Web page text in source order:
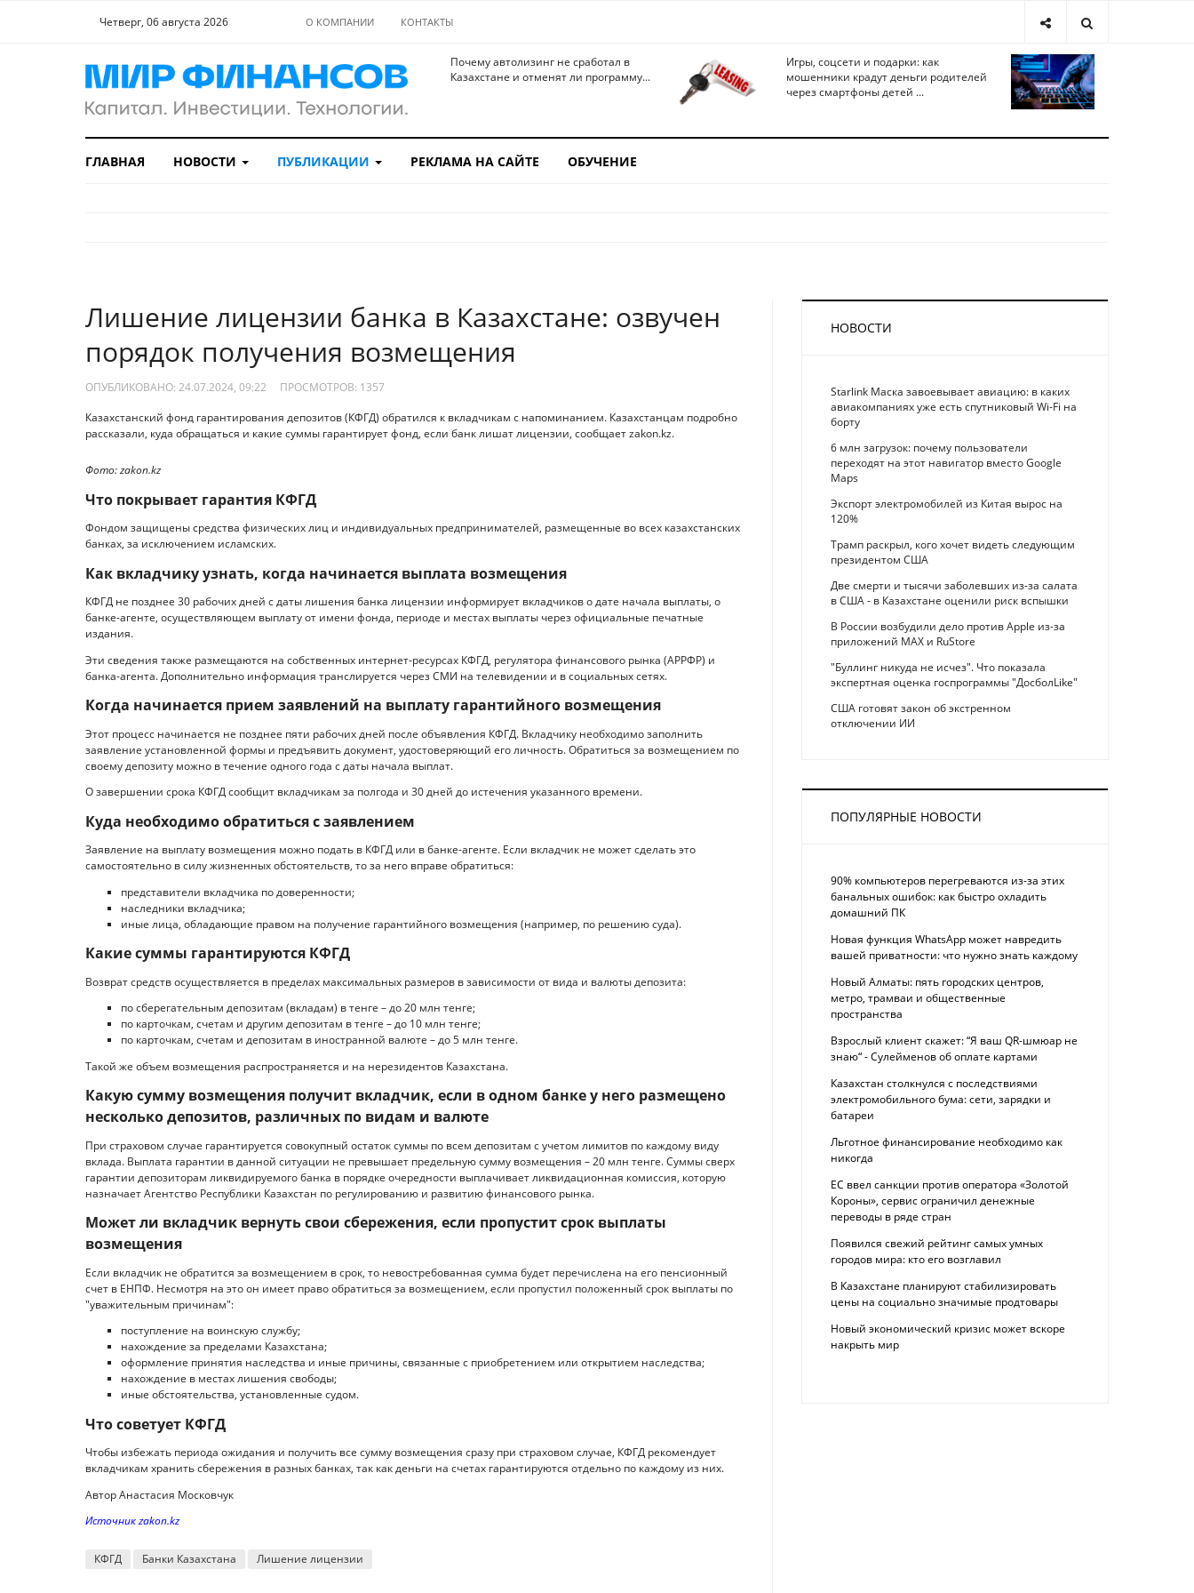
Четверг, 06 августа 2026 О КОМПАНИИ КОНТАКТЫ
Почему автолизинг не сработал в
Казахстане и отменят ли программу...
Игры, соцсети и подарки: как
мошенники крадут деньги родителей
через смартфоны детей ...
ГЛАВНАЯ НОВОСТИ ПУБЛИКАЦИИ РЕКЛАМА НА САЙТЕ ОБУЧЕНИЕ
Лишение лицензии банка в Казахстане: озвучен
порядок получения возмещения
ОПУБЛИКОВАНО: 24.07.2024, 09:22 ПРОСМОТРОВ: 1357
Казахстанский фонд гарантирования депозитов (КФГД) обратился к вкладчикам с напоминанием. Казахстанцам подробно
рассказали, куда обращаться и какие суммы гарантирует фонд, если банк лишат лицензии, сообщает zakon.kz.
Фото: zakon.kz
Что покрывает гарантия КФГД
Фондом защищены средства физических лиц и индивидуальных предпринимателей, размещенные во всех казахстанских
банках, за исключением исламских.
Как вкладчику узнать, когда начинается выплата возмещения
КФГД не позднее 30 рабочих дней с даты лишения банка лицензии информирует вкладчиков о дате начала выплаты, о
банке-агенте, осуществляющем выплату от имени фонда, периоде и местах выплаты через официальные печатные
издания.
Эти сведения также размещаются на собственных интернет-ресурсах КФГД, регулятора финансового рынка (АРРФР) и
банка-агента. Дополнительно информация транслируется через СМИ на телевидении и в социальных сетях.
Когда начинается прием заявлений на выплату гарантийного возмещения
Этот процесс начинается не позднее пяти рабочих дней после объявления КФГД. Вкладчику необходимо заполнить
заявление установленной формы и предъявить документ, удостоверяющий его личность. Обратиться за возмещением по
своему депозиту можно в течение одного года с даты начала выплат.
О завершении срока КФГД сообщит вкладчикам за полгода и 30 дней до истечения указанного времени.
Куда необходимо обратиться с заявлением
Заявление на выплату возмещения можно подать в КФГД или в банке-агенте. Если вкладчик не может сделать это
самостоятельно в силу жизненных обстоятельств, то за него вправе обратиться:
представители вкладчика по доверенности;
наследники вкладчика;
иные лица, обладающие правом на получение гарантийного возмещения (например, по решению суда).
Какие суммы гарантируются КФГД
Возврат средств осуществляется в пределах максимальных размеров в зависимости от вида и валюты депозита:
по сберегательным депозитам (вкладам) в тенге – до 20 млн тенге;
по карточкам, счетам и другим депозитам в тенге – до 10 млн тенге;
по карточкам, счетам и депозитам в иностранной валюте – до 5 млн тенге.
Такой же объем возмещения распространяется и на нерезидентов Казахстана.
Какую сумму возмещения получит вкладчик, если в одном банке у него размещено
несколько депозитов, различных по видам и валюте
При страховом случае гарантируется совокупный остаток суммы по всем депозитам с учетом лимитов по каждому виду
вклада. Выплата гарантии в данной ситуации не превышает предельную сумму возмещения – 20 млн тенге. Суммы сверх
гарантии депозиторам ликвидируемого банка в порядке очередности выплачивает ликвидационная комиссия, которую
назначает Агентство Республики Казахстан по регулированию и развитию финансового рынка.
Может ли вкладчик вернуть свои сбережения, если пропустит срок выплаты
возмещения
Если вкладчик не обратится за возмещением в срок, то невостребованная сумма будет перечислена на его пенсионный
счет в ЕНПФ. Несмотря на это он имеет право обратиться за возмещением, если пропустил положенный срок выплаты по
"уважительным причинам":
поступление на воинскую службу;
нахождение за пределами Казахстана;
оформление принятия наследства и иные причины, связанные с приобретением или открытием наследства;
нахождение в местах лишения свободы;
иные обстоятельства, установленные судом.
Что советует КФГД
Чтобы избежать периода ожидания и получить все сумму возмещения сразу при страховом случае, КФГД рекомендует
вкладчикам хранить сбережения в разных банках, так как деньги на счетах гарантируются отдельно по каждому из них.
Автор Анастасия Московчук
Источник zakon.kz
КФГД Банки Казахстана Лишение лицензии
НОВОСТИ
Starlink Маска завоевывает авиацию: в каких
авиакомпаниях уже есть спутниковый Wi-Fi на
борту
6 млн загрузок: почему пользователи
переходят на этот навигатор вместо Google
Maps
Экспорт электромобилей из Китая вырос на
120%
Трамп раскрыл, кого хочет видеть следующим
президентом США
Две смерти и тысячи заболевших из-за салата
в США - в Казахстане оценили риск вспышки
В России возбудили дело против Apple из-за
приложений MAX и RuStore
"Буллинг никуда не исчез". Что показала
экспертная оценка госпрограммы "ДосболLike"
США готовят закон об экстренном
отключении ИИ
ПОПУЛЯРНЫЕ НОВОСТИ
90% компьютеров перегреваются из-за этих
банальных ошибок: как быстро охладить
домашний ПК
Новая функция WhatsApp может навредить
вашей приватности: что нужно знать каждому
Новый Алматы: пять городских центров,
метро, трамваи и общественные
пространства
Взрослый клиент скажет: “Я ваш QR-шмюар не
знаю“ - Сулейменов об оплате картами
Казахстан столкнулся с последствиями
электромобильного бума: сети, зарядки и
батареи
Льготное финансирование необходимо как
никогда
ЕС ввел санкции против оператора «Золотой
Короны», сервис ограничил денежные
переводы в ряде стран
Появился свежий рейтинг самых умных
городов мира: кто его возглавил
В Казахстане планируют стабилизировать
цены на социально значимые продтовары
Новый экономический кризис может вскоре
накрыть мир